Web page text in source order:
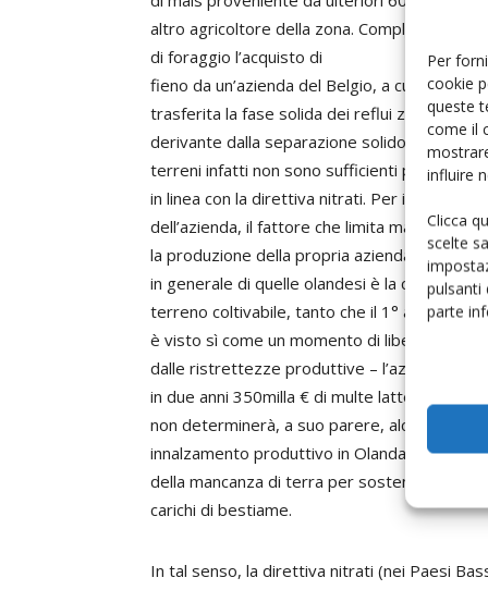
Per
cookie
queste
come il
influire
Clicca
scelte
pulsanti
parte
altro agricoltore della zona. Completa
di foraggio l’acquisto di
fieno da un’azienda del Belgio, a cui poi viene
trasferita la fase solida dei reflui zootecnici
derivante dalla separazione solido–liquido. I
terreni infatti non sono sufficienti per essere
in linea con la direttiva nitrati. Per il titolare
dell’azienda, il fattore che limita
la produzione della propria azienda e
in generale di quelle olandesi è la carenza di
terreno coltivabile, tanto che il 1° aprile
è visto sì come un momento di liberazione
dalle ristrettezze produttive – l’azienda ha
in due anni 350milla € di multe latte – ma
non determinerà, a suo parere, alcun sensibile
innalzamento produttivo in Olanda a causa
della mancanza di terra per sostenere
carichi di bestiame.
In tal senso, la direttiva nitrati (nei Paesi